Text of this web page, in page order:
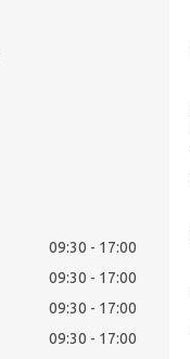
09:30
17:00
09:30
17:00
09:30
17:00
09:30
17:00